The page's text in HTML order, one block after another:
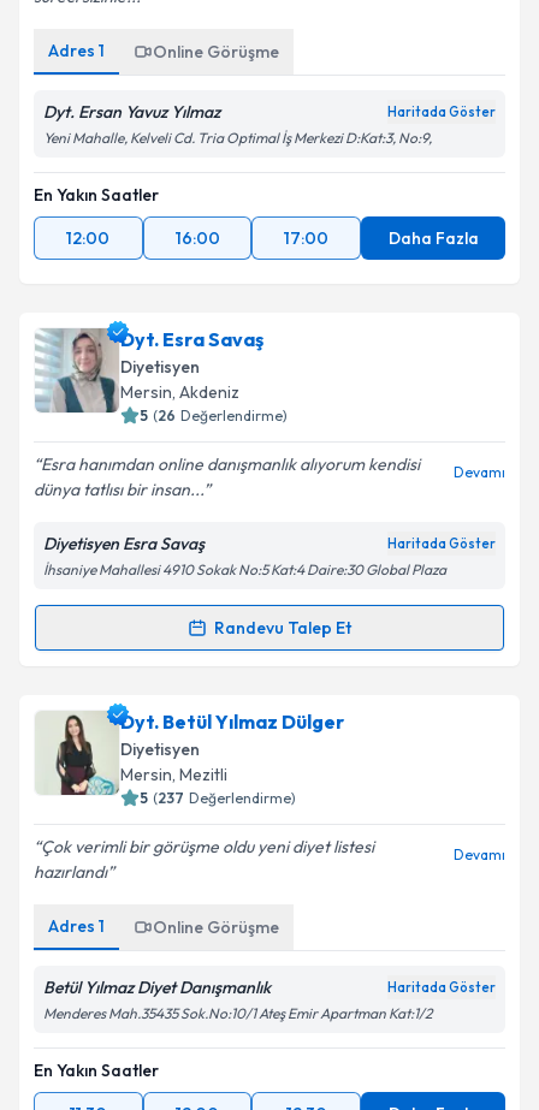
Adres 1 Online Görüşme
Dyt. Ersan Yavuz Yılmaz Haritada Göster
Yeni Mahalle, Kelveli Cd. Tria Optimal İş Merkezi D:Kat:3, No:9,
En Yakın Saatler
12:00
16:00 17:00 Daha Fazla
Dyt. Esra Savaş
Diyetisyen
Mersin, Akdeniz
5 (26 Değerlendirme)
Esra hanımdan online danışmanlık alıyorum kendisi
dünya tatlısı bir insan...
Devamı
Diyetisyen Esra Savaş Haritada Göster
İhsaniye Mahallesi 4910 Sokak No:5 Kat:4 Daire:30 Global Plaza
Randevu Talep Et
Randevu Takvimi Talebi
Dyt. Esra Savaşiçin randevu takvimi talebi oluşturun.
Size bu uzmandan randevu almanız için bir takvim
hazırlandığında e-posta ile bilgilendireceğiz.
Kişisel verilerimin işlenmesine ilişkin
Metni'ni okudum ve kişisel verilerimin belirtilen
kapsamda işlenmesini kabul ediyorum.
Dyt. Betül Yılmaz Dülger
Diyetisyen
Mersin, Mezitli
5 (237 Değerlendirme)
Çok verimli bir görüşme oldu yeni diyet listesi
hazırlandı
Devamı
Adres 1 Online Görüşme
Betül Yılmaz Diyet Danışmanlık Haritada Göster
Menderes Mah.35435 Sok.No:10/1 Ateş Emir Apartman Kat:1/2
En Yakın Saatler